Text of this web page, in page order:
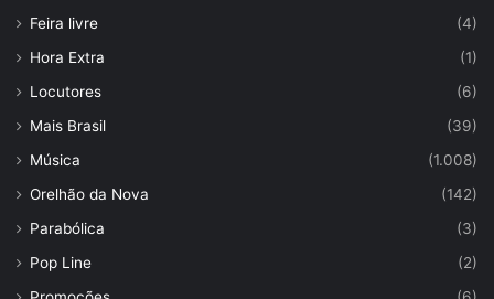
Feira livre
(4)
Hora Extra
(1)
Locutores
(6)
Mais Brasil
(39)
Música
(1.008)
Orelhão da Nova
(142)
Parabólica
(3)
Pop Line
(2)